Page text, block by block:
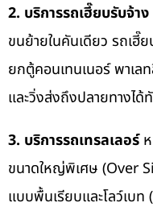
2. บริการรถเฮี๊ยบรับจ้าง
ขนย้ายในคันเดียว รถเฮี๊
ยกตู้คอนเทนเนอร์ พาเล
และวิ่งส่งถึงปลายทางไ
3. บริการรถเทรลเลอร์ห
ขนาดใหญ่พิเศษ (Over
แบบพื้นเรียบและโลว์เบ